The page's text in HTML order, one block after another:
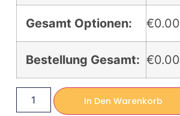
Gesamt Optionen: €0.00
Bestellung Gesamt: €0.00
In Den Warenkorb